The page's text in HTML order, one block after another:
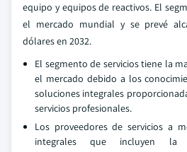
equipo y equipos de reactivos. El
el mercado mundial y se prevé
dólares en 2032.
El segmento de servicios tiene la
el mercado debido a los
soluciones integrales
servicios profesionales.
Los proveedores de servicios a
integrales que incluyen la